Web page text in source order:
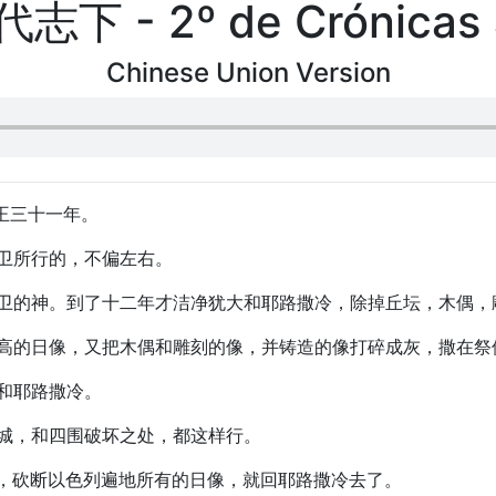
志下 - 2º de
Chinese Union Version
十一年。
行的，不偏左右。
神。到了十二年才洁净犹大和耶路撒冷，除掉丘坛，木偶
日像，又把木偶和雕刻的像，并铸造的像打碎成灰，撒在
路撒冷。
和四围破坏之处，都这样行。
断以色列遍地所有的日像，就回耶路撒冷去了。